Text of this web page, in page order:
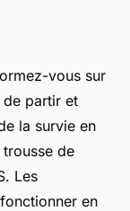
vous sur
partir et
la survie en
de
Les
en